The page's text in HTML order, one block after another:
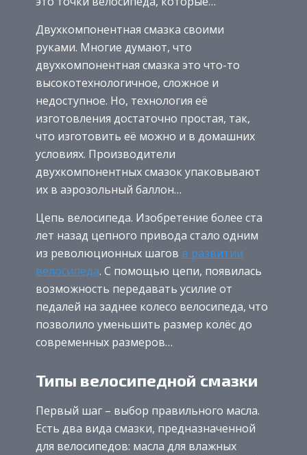
Двухкомпонентная смазка своими
руками. Многие думают, что
двухкомпонентная смазка это что-то
высокотехнологичное, сложное и
недоступное. Но, технология её
изготовления достаточно простая, так,
что изготовить её можно и в домашних
условиях. Производители
двухкомпонентных смазок упаковывают
их в аэрозольный баллон…
Цепь велосипеда. Изобретение более ста
лет назад цепного привода стало одним
из революционных шагов в развитии
велосипеда. С помощью цепи, появилась
возможность передавать усилие от
педалей на заднее колесо велосипеда, что
позволило уменьшить размер колёс до
современных размеров…
Типы велосипедной смазки
Первый шаг – выбор правильного масла.
Есть два вида смазки, предназначенной
для велосипедов: масла для влажных